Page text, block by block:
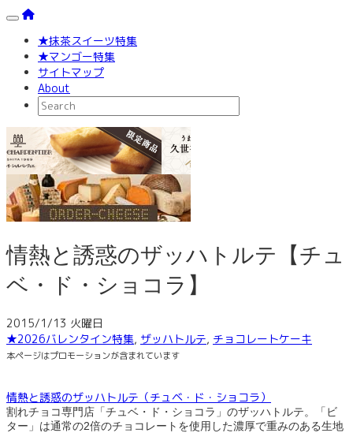
Toggle navigation
★抹茶スイーツ特集
★マンゴー特集
サイトマップ
About
情熱と誘惑のザッハトルテ【チュ
ベ・ド・ショコラ】
2015/1/13 火曜日
★2026バレンタイン特集, ザッハトルテ, チョコレートケーキ
本ページはプロモーションが含まれています
情熱と誘惑のザッハトルテ（チュベ・ド・ショコラ）
割れチョコ専門店「チュベ・ド・ショコラ」のザッハトルテ。「ビ
ター」は通常の2倍のチョコレートを使用した濃厚で重みのある生地